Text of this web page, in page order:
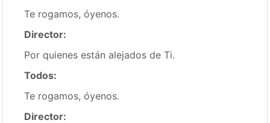
Te rogamos, óyenos.
Director:
Por quienes están alejados de Ti.
Todos:
Te rogamos, óyenos.
Director: